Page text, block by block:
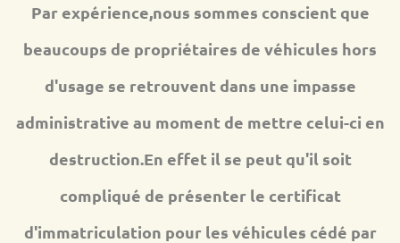
Par expérience,nous sommes conscient que
beaucoups de propriétaires de véhicules hors
d'usage se retrouvent dans une impasse
administrative au moment de mettre celui-ci en
destruction.En effet il se peut qu'il soit
compliqué de présenter le certificat
d'immatriculation pour les véhicules cédé par